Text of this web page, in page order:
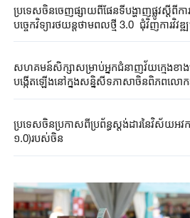
ប្រទេស​ចិ​នចេញ​ផ្សាយ​ពី​ផែនទី​បង្ហាញ​ផ្លូវ​ស្តីពី​
បច្ចេកវិទ្យា​រថយន្តថាមពលថ្មី 3.0 ជុំ​វិញការ​វិ
សហគមន៍សិក្សាសម្រាប់អ្នកជំនាញវ័យក្មេងខា
បង្កើតឡើងនៅក្នុងសន្និសីទភាសាចិនពិភពលោកឆ្នាំ ២០២៥
ប្រទេសចិនប្រកាសពីប្រព័ន្ធស្តង់ដារនៃវិស័យអ
១.0)របស់ចិន